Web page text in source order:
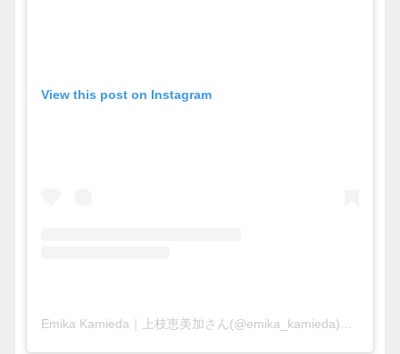
View this post on Instagram